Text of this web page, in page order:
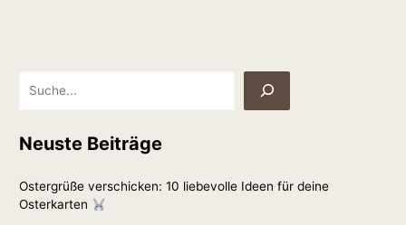
Neuste Beiträge
Ostergrüße verschicken: 10 liebevolle Ideen für deine
Osterkarten